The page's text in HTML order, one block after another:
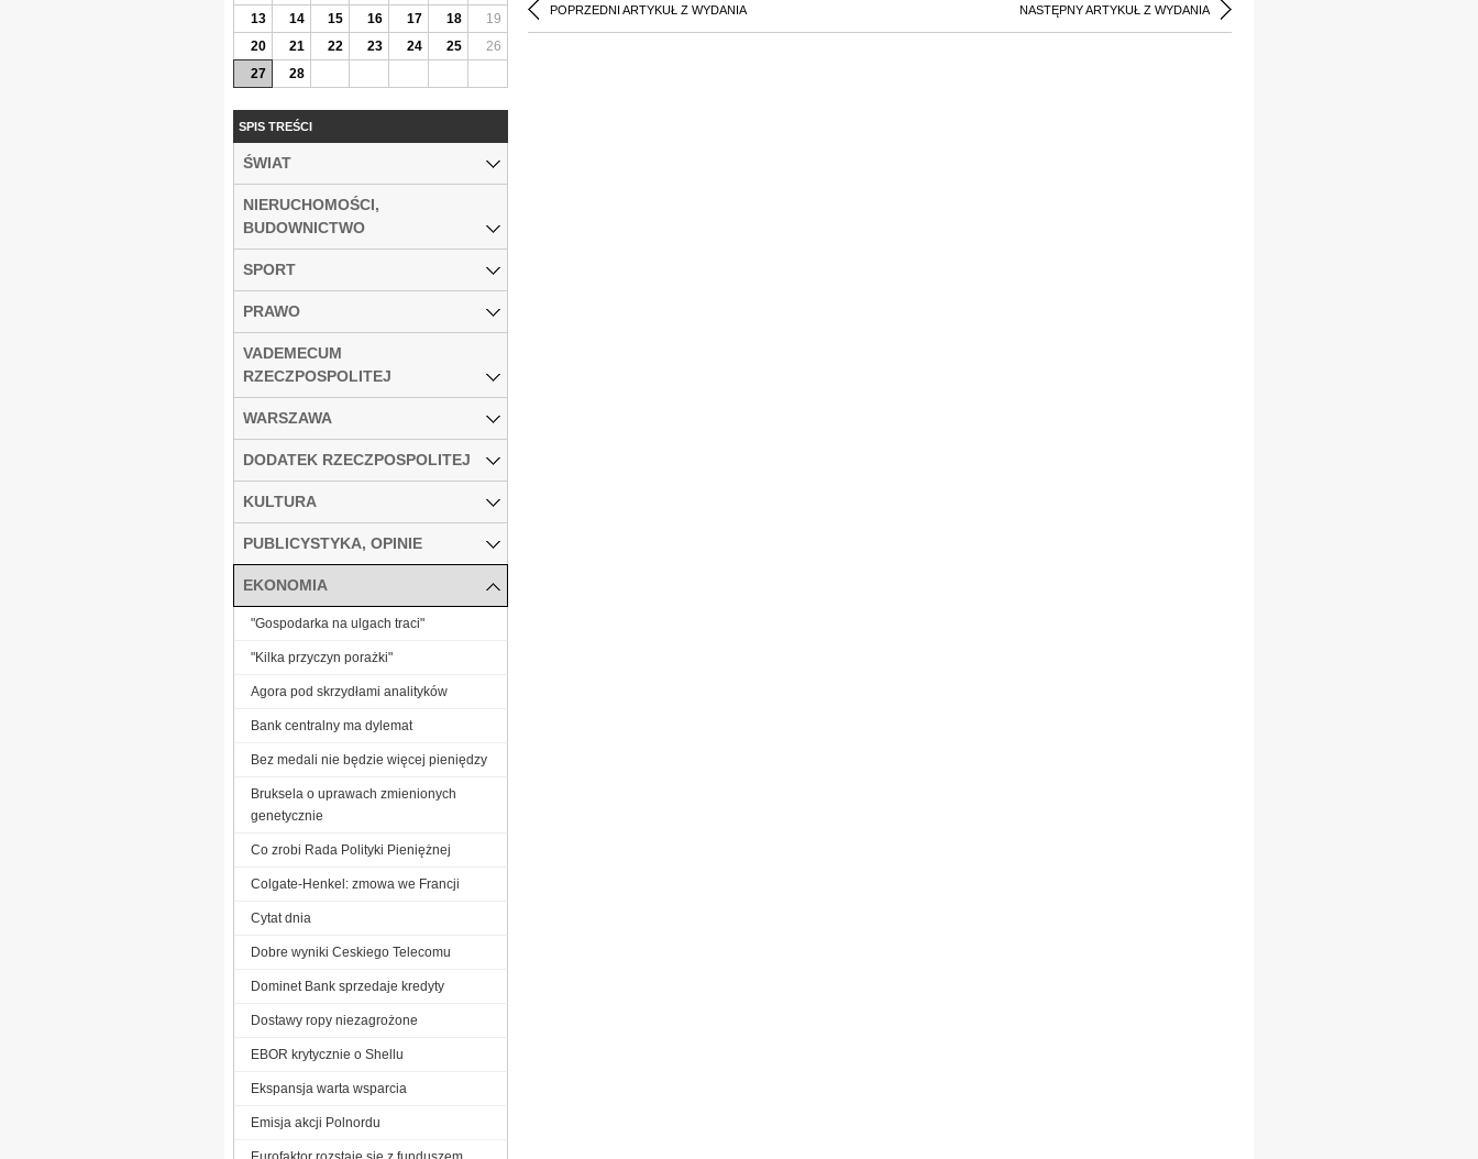
POPRZEDNI ARTYKUŁ Z WYDANIA NASTĘPNY ARTYKUŁ Z WYDANIA
13
14 15 16 17 18
19
20
21 22 23 24 25
26
27
28
SPIS TREŚCI
ŚWIAT
NIERUCHOMOŚCI,
BUDOWNICTWO
SPORT
PRAWO
VADEMECUM
RZECZPOSPOLITEJ
WARSZAWA
DODATEK RZECZPOSPOLITEJ
KULTURA
PUBLICYSTYKA, OPINIE
EKONOMIA
"Gospodarka na ulgach traci"
"Kilka przyczyn porażki"
Agora pod skrzydłami analityków
Bank centralny ma dylemat
Bez medali nie będzie więcej pieniędzy
Bruksela o uprawach zmienionych
genetycznie
Co zrobi Rada Polityki Pieniężnej
Colgate-Henkel: zmowa we Francji
Cytat dnia
Dobre wyniki Ceskiego Telecomu
Dominet Bank sprzedaje kredyty
Dostawy ropy niezagrożone
EBOR krytycznie o Shellu
Ekspansja warta wsparcia
Emisja akcji Polnordu